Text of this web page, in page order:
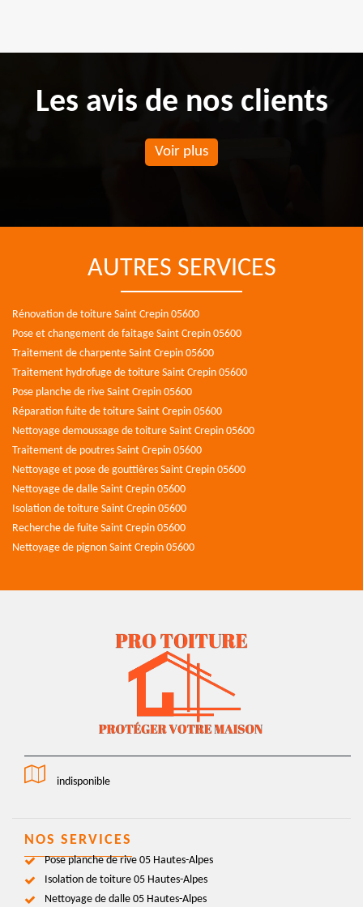
Les avis de nos clients
Voir plus
AUTRES SERVICES
Rénovation de toiture Saint Crepin 05600
Pose et changement de faitage Saint Crepin 05600
Traitement de charpente Saint Crepin 05600
Traitement hydrofuge de toiture Saint Crepin 05600
Pose planche de rive Saint Crepin 05600
Réparation fuite de toiture Saint Crepin 05600
Nettoyage demoussage de toiture Saint Crepin 05600
Traitement de poutres Saint Crepin 05600
Nettoyage et pose de gouttières Saint Crepin 05600
Nettoyage de dalle Saint Crepin 05600
Isolation de toiture Saint Crepin 05600
Recherche de fuite Saint Crepin 05600
Nettoyage de pignon Saint Crepin 05600
indisponible
NOS SERVICES
Pose planche de rive 05 Hautes-Alpes
Isolation de toiture 05 Hautes-Alpes
Nettoyage de dalle 05 Hautes-Alpes